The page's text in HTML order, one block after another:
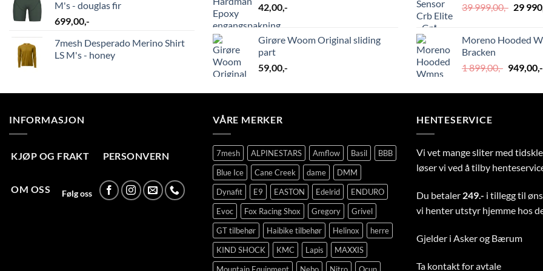
M's - douglas fir
699,00,-
7mesh Desperado Merino Shirt
LS M's - honey
42,00,-
Girøre Woom Original sliding
part
59,00,-
39 999,00,-
39
29
Moreno Hooded
Bracken
1 899,00,-
var:
949,00,-
INFORMASJON
KJØP OG FRAKT PERSONVERN
OM OSS Følg oss
VÅRE MERKER
7mesh ALPINESTARS Amflow Basil
BBB
Blue Ice
Cane Creek dame
DMM
Dynafit
E9 EASTON Edelrid
ENDURO
Evoc
Fox Racing Shox Gregory
Grivel
GT tilbehør
Haibike tilbehør Helinox
herre
KIND SHOCK
KMC Lapis
MAXXIS
HENTESERVICE
Vi vet mange sliter med
løser vi ved å tilby
Du betaler 249.- i tillegg til
vi henter utstyr hjemme hos
Gjelder i Asker og Bærum
Ta kontaktfor avtale